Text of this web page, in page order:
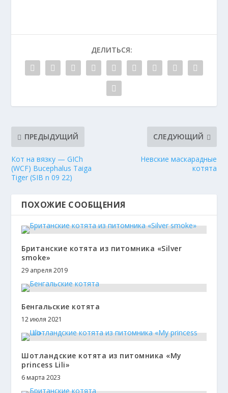
ДЕЛИТЬСЯ:
ПРЕДЫДУЩИЙ
Кот на вязку — GICh
(WCF) Bucephalus Taiga
Tiger (SIB n 09 22)
СЛЕДУЮЩИЙ
Невские маскарадные
котята
ПОХОЖИЕ СООБЩЕНИЯ
Британские котята из питомника «Silver
smoke»
29 апреля 2019
Бенгальские котята
12 июля 2021
Шотландские котята из питомника «My
princess Lili»
6 марта 2023